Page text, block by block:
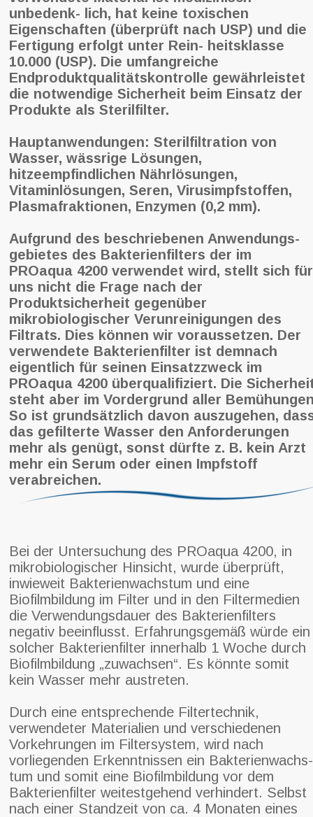
unbedenk- lich, hat keine toxischen
Eigenschaften (überprüft nach USP) und die
Fertigung erfolgt unter Rein- heitsklasse
10.000 (USP). Die umfangreiche
Endproduktqualitätskontrolle gewährleistet
die notwendige Sicherheit beim Einsatz der
Produkte als Sterilfilter.
Hauptanwendungen: Sterilfiltration von
Wasser, wässrige Lösungen,
hitzeempfindlichen Nährlösungen,
Vitaminlösungen, Seren, Virusimpfstoffen,
Plasmafraktionen, Enzymen (0,2 mm).
Aufgrund des beschriebenen Anwendungs-
gebietes des Bakterienfilters der im
PROaqua 4200 verwendet wird, stellt sich für
uns nicht die Frage nach der
Produktsicherheit gegenüber
mikrobiologischer Verunreinigungen des
Filtrats. Dies können wir voraussetzen. Der
verwendete Bakterienfilter ist demnach
eigentlich für seinen Einsatzzweck im
PROaqua 4200 überqualifiziert. Die
steht aber im Vordergrund aller
So ist grundsätzlich davon auszugehen,
das gefilterte Wasser den Anforderungen
mehr als genügt, sonst dürfte z. B. kein Arzt
mehr ein Serum oder einen Impfstoff
verabreichen.
Bei der Untersuchung des PROaqua 4200, in
mikrobiologischer Hinsicht, wurde überprüft,
inwieweit Bakterienwachstum und eine
Biofilmbildung im Filter und in den Filtermedien
die Verwendungsdauer des Bakterienfilters
negativ beeinflusst. Erfahrungsgemäß würde ein
solcher Bakterienfilter innerhalb 1 Woche durch
Biofilmbildung „zuwachsen“. Es könnte somit
kein Wasser mehr austreten.
Durch eine entsprechende Filtertechnik,
verwendeter Materialien und verschiedenen
Vorkehrungen im Filtersystem, wird nach
vorliegenden Erkenntnissen ein Bakterienwachs-
tum und somit eine Biofilmbildung vor dem
Bakterienfilter weitestgehend verhindert. Selbst
nach einer Standzeit von ca. 4 Monaten eines